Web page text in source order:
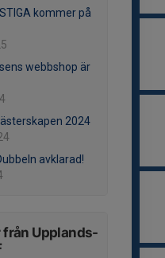
kommer på
webbshop är
2024
avklarad!
från Upplands-